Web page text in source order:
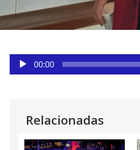
Facebook
WhatsApp
Reproductor
audio
00:00
Relacionadas